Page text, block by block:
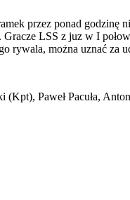
przez ponad godzinę
LSS z juz w I
rywala, można uznać za
Paweł Pacuła,